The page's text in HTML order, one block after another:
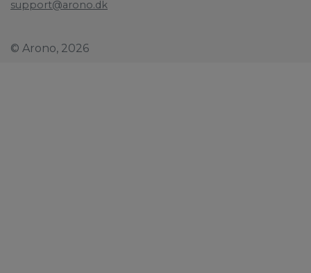
support@arono.dk
© Arono, 2026